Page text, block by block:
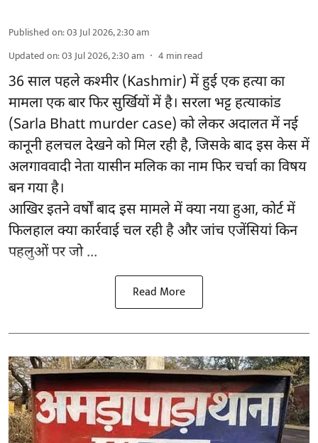
Published on:03 Jul 2026, 2:30 am
Updated on:03 Jul 2026, 2:30 am 4 min read
36 साल पहले कश्मीर (Kashmir) में हुई एक हत्या का
मामला एक बार फिर सुर्खियों में है। सरला भट्ट हत्याकांड
(Sarla Bhatt murder case) को लेकर अदालत में नई
कानूनी हलचल देखने को मिल रही है, जिसके बाद इस केस में
अलगाववादी नेता यासीन मलिक का नाम फिर चर्चा का विषय
बन गया है।
आखिर इतने वर्षों बाद इस मामले में क्या नया हुआ, कोर्ट में
फिलहाल क्या कार्रवाई चल रही है और जांच एजेंसियां किन
पहलुओं पर जो ...
Read More